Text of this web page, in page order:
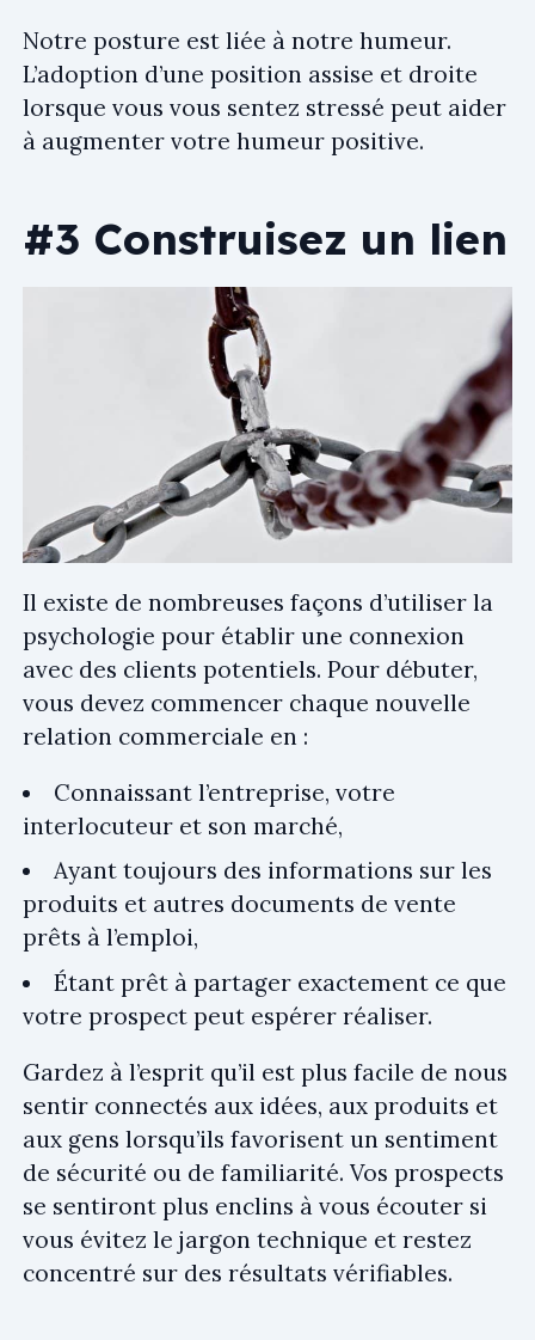
Notre posture est liée à notre humeur.
L’adoption d’une position assise et droite
lorsque vous vous sentez stressé peut aider
à augmenter votre humeur positive.
#3 Construisez un lien
Il existe de nombreuses façons d’utiliser la
psychologie pour établir une connexion
avec des clients potentiels. Pour débuter,
vous devez commencer chaque nouvelle
relation commerciale en :
Connaissant l’entreprise, votre
interlocuteur et son marché,
Ayant toujours des informations sur les
produits et autres documents de vente
prêts à l’emploi,
Étant prêt à partager exactement ce que
votre prospect peut espérer réaliser.
Gardez à l’esprit qu’il est plus facile de nous
sentir connectés aux idées, aux produits et
aux gens lorsqu’ils favorisent un sentiment
de sécurité ou de familiarité. Vos prospects
se sentiront plus enclins à vous écouter si
vous évitez le jargon technique et restez
concentré sur des résultats vérifiables.